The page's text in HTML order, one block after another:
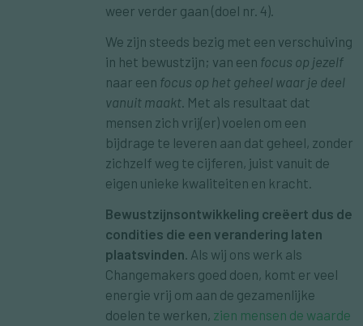
weer verder gaan (doel nr. 4).
We zijn steeds bezig met een verschuiving
in het bewustzijn; van een focus op jezelf
naar een focus op het geheel waar je deel
vanuit maakt. Met als resultaat dat
mensen zich vrij(er) voelen om een
bijdrage te leveren aan dat geheel, zonder
zichzelf weg te cijferen, juist vanuit de
eigen unieke kwaliteiten en kracht.
Bewustzijnsontwikkeling creëert dus de
condities die een verandering laten
plaatsvinden. Als wij ons werk als
Changemakers goed doen, komt er veel
energie vrij om aan de gezamenlijke
doelen te werken, zien mensen de waarde